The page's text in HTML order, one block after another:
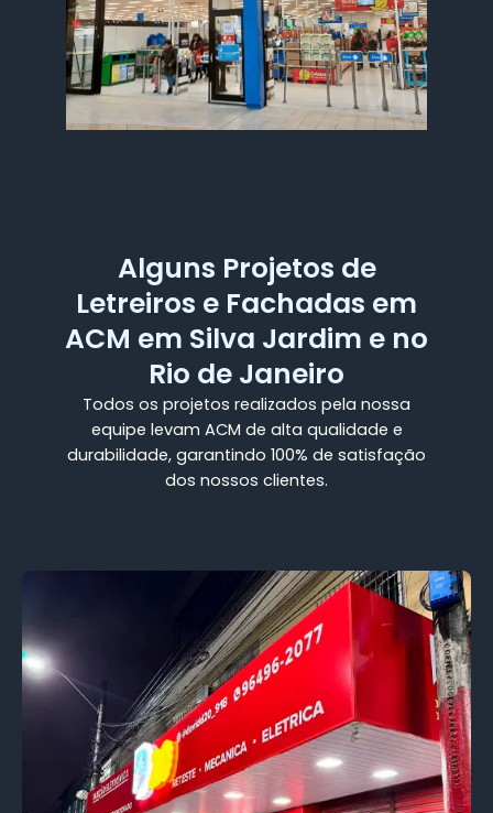
Alguns Projetos de
Letreiros e Fachadas em
ACM em Silva Jardim e no
Rio de Janeiro
Todos os projetos realizados pela nossa
equipe levam ACM de alta qualidade e
durabilidade, garantindo 100% de satisfação
dos nossos clientes.